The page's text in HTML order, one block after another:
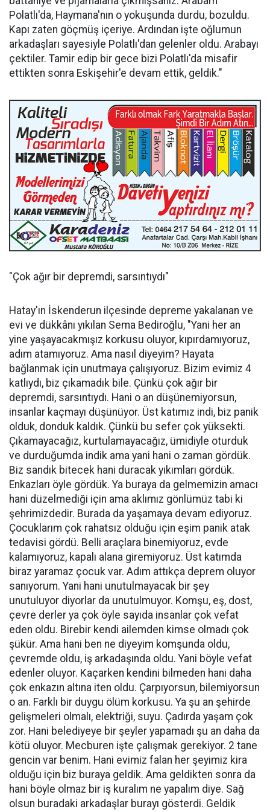
Polatlı'da, Haymana'nın o yokuşunda durdu, bozuldu.
Kapı zaten göçmüş içeriye. Ardından işte oğlumun
arkadaşları sayesiyle Polatlı'dan gelenler oldu. Arabayı
çektiler. Tamir edip bir gece bizi Polatlı'da misafir
ettikten sonra Eskişehir'e devam ettik, geldik."
"Çok ağır bir depremdi, sarsıntıydı"
Hatay'ın İskenderun ilçesinde depreme yakalanan ve
evi ve dükkânı yıkılan Sema Bediroğlu, "Yani her an
yine yaşayacakmışız korkusu oluyor, kıpırdamıyoruz,
adım atamıyoruz. Ama nasıl diyeyim? Hayata
bağlanmak için unutmaya çalışıyoruz. Bizim evimiz 4
katlıydı, biz çıkamadık bile. Çünkü çok ağır bir
depremdi, sarsıntıydı. Hani o an düşünemiyorsun,
insanlar kaçmayı düşünüyor. Üst katımız indi, biz panik
olduk, donduk kaldık. Çünkü bu sefer çok yüksekti.
Çıkamayacağız, kurtulamayacağız, ümidiyle oturduk
ve durduğumda indik ama yani hani o zaman gördük.
Biz sandık bitecek hani duracak yıkımları gördük.
Enkazları öyle gördük. Ya buraya da gelmemizin amacı
hani düzelmediği için ama aklımız gönlümüz tabi ki
şehrimizdedir. Burada da yaşamaya devam ediyoruz.
Çocuklarım çok rahatsız olduğu için eşim panik atak
tedavisi gördü. Belli araçlara binemiyoruz, evde
kalamıyoruz, kapalı alana giremiyoruz. Üst katımda
biraz yaramaz çocuk var. Adım attıkça deprem oluyor
sanıyorum. Yani hani unutulmayacak bir şey
unutuluyor diyorlar da unutulmuyor. Komşu, eş, dost,
çevre derler ya çok öyle sayıda insanlar çok vefat
eden oldu. Birebir kendi ailemden kimse olmadı çok
şükür. Ama hani ben ne diyeyim komşunda oldu,
çevremde oldu, iş arkadaşında oldu. Yani böyle vefat
edenler oluyor. Kaçarken kendini bilmeden hani daha
çok enkazın altına iten oldu. Çarpıyorsun, bilemiyorsun
o an. Farklı bir duygu ölüm korkusu. Ya şu an şehirde
gelişmeleri olmalı, elektriği, suyu. Çadırda yaşam çok
zor. Hani belediyeye bir şeyler yapamadı şu an daha da
kötü oluyor. Mecburen işte çalışmak gerekiyor. 2 tane
gencin var benim. Hani evimiz falan her şeyimiz kira
olduğu için biz buraya geldik. Ama geldikten sonra da
hani böyle olmaz bir iş kuralım ne yapalım diye. Sağ
olsun buradaki arkadaşlar burayı gösterdi. Geldik